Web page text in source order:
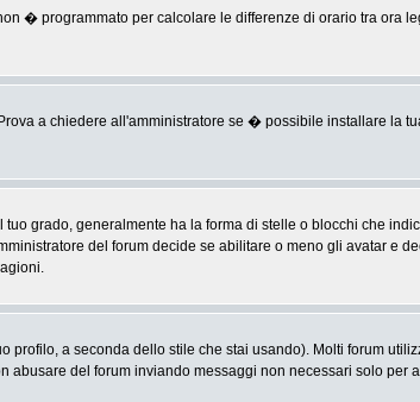
� programmato per calcolare le differenze di orario tra ora
a chiedere all'amministratore se � possibile installare la
grado, generalmente ha la forma di stelle o blocchi che
del forum decide se abilitare o meno gli avatar e
a seconda dello stile che stai usando). Molti forum
del forum inviando messaggi non necessari solo